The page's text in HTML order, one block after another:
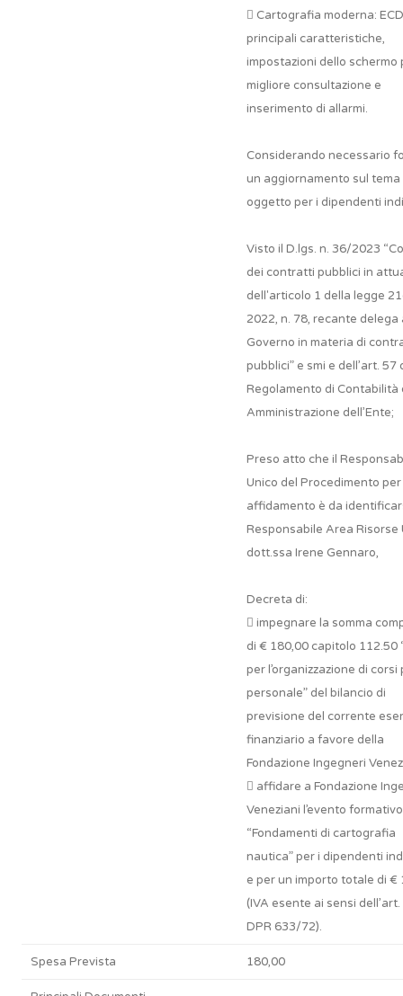
 Cartografia moderna:
principali caratteristiche,
impostazioni dello schermo
migliore consultazione e
inserimento di allarmi.
Considerando necessario
un aggiornamento sul tema
oggetto per i dipendenti
Visto il D.lgs. n. 36/2023
dei contratti pubblici in
dell'articolo 1 della legge
2022, n. 78, recante delega
Governo in materia di
pubblici” e smi e dell’art. 57
Regolamento di Contabilità
Amministrazione dell’Ente;
Preso atto che il
Unico del Procedimento
affidamento è da
Responsabile Area Risorse
dott.ssa Irene Gennaro,
Decreta di:
 impegnare la somma
di € 180,00 capitolo 112.50
per l’organizzazione di corsi
personale” del bilancio di
previsione del corrente
finanziario a favore della
Fondazione Ingegneri
 affidare a Fondazione
Veneziani l’evento formativo
“Fondamenti di cartografia
nautica” per i dipendenti
e per un importo totale di €
(IVA esente ai sensi
DPR 633/72).
Spesa Prevista 180,00